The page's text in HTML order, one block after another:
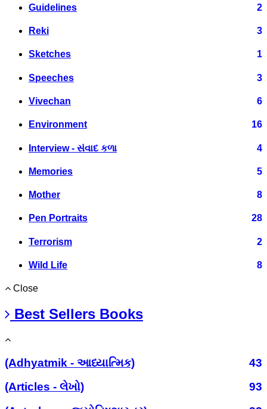
Guidelines 2
Reki 3
Sketches 1
Speeches 3
Vivechan 6
Environment 16
Interview - સંવાદ કળા 4
Memories 5
Mother 8
Pen Portraits 28
Terrorism 2
Wild Life 8
Close
Best Sellers Books
(Adhyatmik - આધ્યાત્મિક)
43
(Articles - લેખો)
93